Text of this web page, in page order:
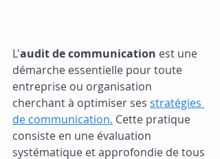
L'audit de communication est une
démarche essentielle pour toute
entreprise ou organisation
cherchant à optimiser ses stratégies
de communication. Cette pratique
consiste en une évaluation
systématique et approfondie de tous